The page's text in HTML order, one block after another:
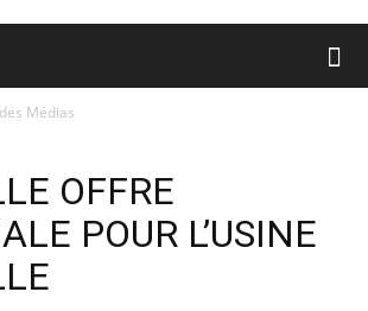
Médias
OFFRE
POUR L’USINE